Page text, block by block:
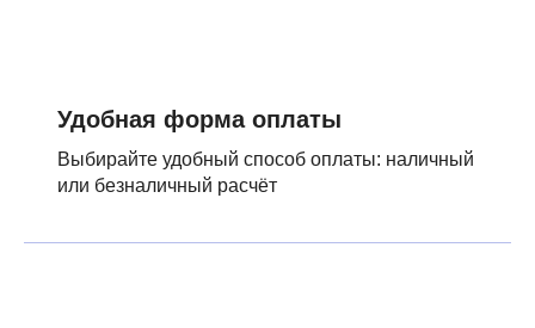
Удобная форма оплаты
Выбирайте удобный способ оплаты: наличный
или безналичный расчёт